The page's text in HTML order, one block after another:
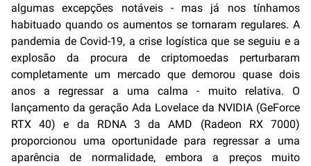
algumas excepções notáveis - mas já nos tínhamos
habituado quando os aumentos se tornaram regulares. A
pandemia de Covid-19, a crise logística que se seguiu e a
explosão da procura de criptomoedas perturbaram
completamente um mercado que demorou quase dois
anos a regressar a uma calma - muito relativa. O
lançamento da geração Ada Lovelace da NVIDIA (GeForce
RTX 40) e da RDNA 3 da AMD (Radeon RX 7000)
proporcionou uma oportunidade para regressar a uma
aparência de normalidade, embora a preços muito